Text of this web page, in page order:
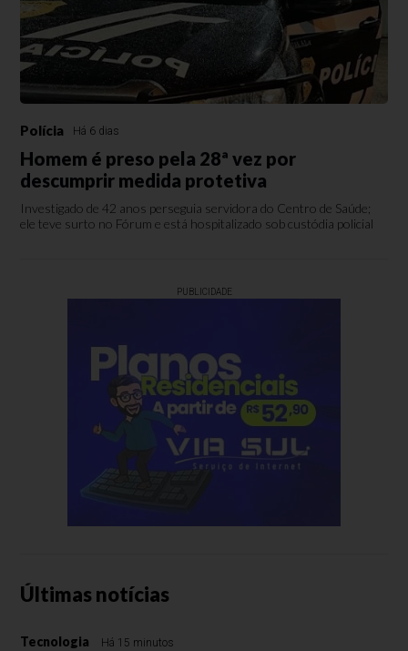
Polícia Há 6 dias
Homem é preso pela 28ª vez por
descumprir medida protetiva
Investigado de 42 anos perseguia servidora do Centro de Saúde;
ele teve surto no Fórum e está hospitalizado sob custódia policial
PUBLICIDADE
Últimas notícias
Tecnologia Há 15 minutos